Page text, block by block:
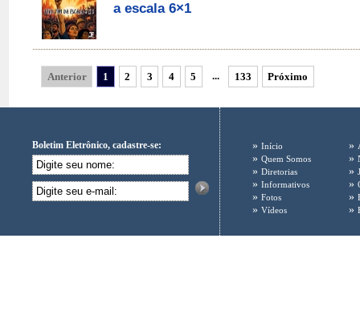
a escala 6×1
Anterior 1 2 3 4 5 ... 133 Próximo
Boletim Eletrônico, cadastre-se: » Início
» Quem Somos
» Diretorias
» Informativos
» Fotos
» Vídeos
»
»
»
»
»
»